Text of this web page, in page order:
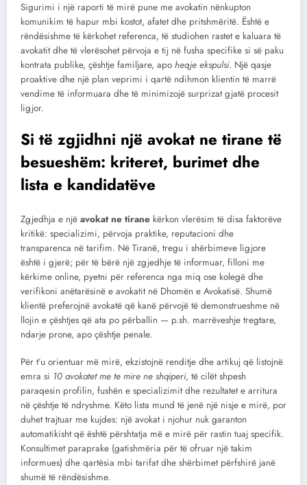
Sigurimi i një raporti të mirë pune me avokatin nënkupton
komunikim të hapur mbi kostot, afatet dhe pritshmëritë. Është e
rëndësishme të kërkohet referenca, të studiohen rastet e kaluara të
avokatit dhe të vlerësohet përvoja e tij në fusha specifike si së paku
kontrata publike, çështje familjare, apo heqje ekspulsi. Një qasje
proaktive dhe një plan veprimi i qartë ndihmon klientin të marrë
vendime të informuara dhe të minimizojë surprizat gjatë procesit
ligjor.
Si të zgjidhni një avokat ne tirane të
besueshëm: kriteret, burimet dhe
lista e kandidatëve
Zgjedhja e një avokat ne tirane kërkon vlerësim të disa faktorëve
kritikë: specializimi, përvoja praktike, reputacioni dhe
transparenca në tarifim. Në Tiranë, tregu i shërbimeve ligjore
është i gjerë; për të bërë një zgjedhje të informuar, filloni me
kërkime online, pyetni për referenca nga miq ose kolegë dhe
verifikoni anëtarësinë e avokatit në Dhomën e Avokatisë. Shumë
klientë preferojnë avokatë që kanë përvojë të demonstrueshme në
llojin e çështjes që ata po përballin — p.sh. marrëveshje tregtare,
ndarje prone, apo çështje penale.
Për t’u orientuar më mirë, ekzistojnë renditje dhe artikuj që listojnë
emra si 10 avokatet me te mire ne shqiperi, të cilët shpesh
paraqesin profilin, fushën e specializimit dhe rezultatet e arritura
në çështje të ndryshme. Këto lista mund të jenë një nisje e mirë, por
duhet trajtuar me kujdes: një avokat i njohur nuk garanton
automatikisht që është përshtatja më e mirë për rastin tuaj specifik.
Konsultimet paraprake (gatishmëria për të ofruar një takim
informues) dhe qartësia mbi tarifat dhe shërbimet përfshirë janë
shumë të rëndësishme.